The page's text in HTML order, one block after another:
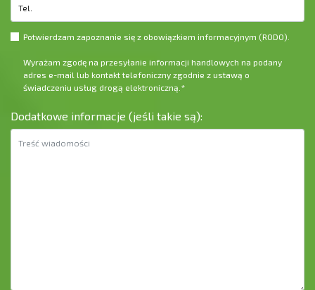
Potwierdzam zapoznanie się z obowiązkiem informacyjnym (RODO).
Wyrażam zgodę na przesyłanie informacji handlowych na podany
adres e-mail lub kontakt telefoniczny zgodnie z ustawą o
świadczeniu usług drogą elektroniczną. *
Dodatkowe informacje (jeśli takie są):